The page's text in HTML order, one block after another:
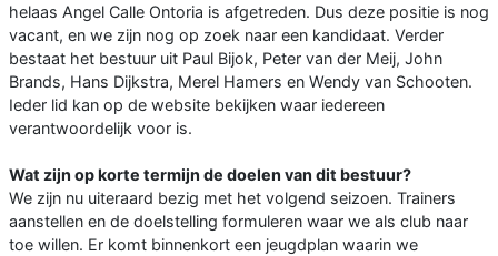
helaas Angel Calle Ontoria is afgetreden. Dus deze positie is nog
vacant, en we zijn nog op zoek naar een kandidaat. Verder
bestaat het bestuur uit Paul Bijok, Peter van der Meij, John
Brands, Hans Dijkstra, Merel Hamers en Wendy van Schooten.
Ieder lid kan op de website bekijken waar iedereen
verantwoordelijk voor is.
Wat zijn op korte termijn de doelen van dit bestuur?
We zijn nu uiteraard bezig met het volgend seizoen. Trainers
aanstellen en de doelstelling formuleren waar we als club naar
toe willen. Er komt binnenkort een jeugdplan waarin we